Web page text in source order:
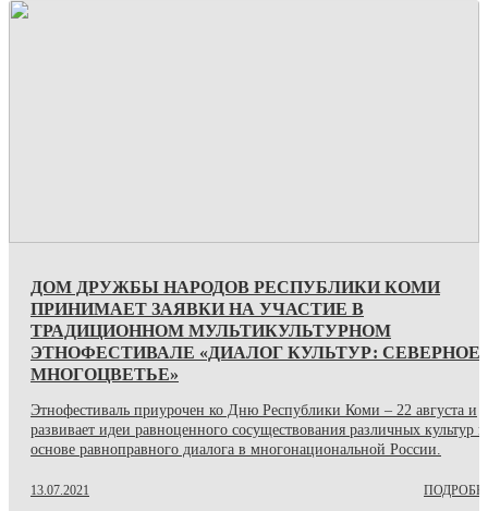
ДОМ ДРУЖБЫ НАРОДОВ РЕСПУБЛИКИ КОМИ
ПРИНИМАЕТ ЗАЯВКИ НА УЧАСТИЕ В
ТРАДИЦИОННОМ МУЛЬТИКУЛЬТУРНОМ
ЭТНОФЕСТИВАЛЕ «ДИАЛОГ КУЛЬТУР: СЕВЕРНОЕ
МНОГОЦВЕТЬЕ»
Этнофестиваль приурочен ко Дню Республики Коми – 22 августа и
развивает идеи равноценного сосуществования различных культур
основе равноправного диалога в многонациональной России.
13.07.2021